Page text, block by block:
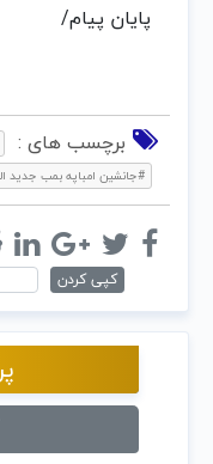
پایان پیام/
برچسب های :
#جانشین امباپه بمب جدید
کپی کردن